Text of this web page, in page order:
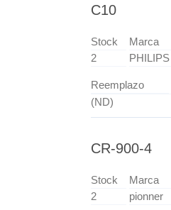
C10
Stock Marca
2
PHILIPS
Reemplazo
(ND)
CR-900-4
Stock Marca
2
pionner